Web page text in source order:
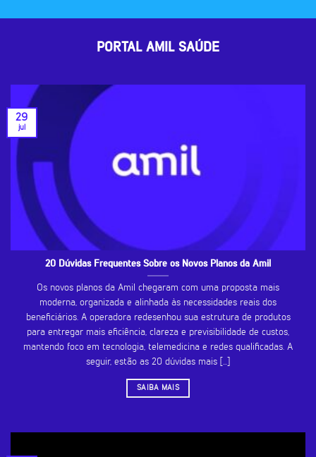
PORTAL AMIL SAÚDE
20 Dúvidas Frequentes Sobre os Novos Planos da Amil
Os novos planos da Amil chegaram com uma proposta mais
moderna, organizada e alinhada às necessidades reais dos
beneficiários. A operadora redesenhou sua estrutura de produtos
para entregar mais eficiência, clareza e previsibilidade de custos,
mantendo foco em tecnologia, telemedicina e redes qualificadas. A
seguir, estão as 20 dúvidas mais [...]
SAIBA MAIS
29
jul